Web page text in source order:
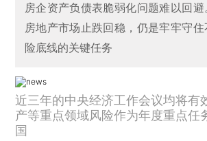
房企资产负债表脆弱化问题难以回
房地产市场止跌回稳，仍是牢牢守
险底线的关键任务
近三年的中央经济工作会议均将有
产等重点领域风险作为年度重点任
国